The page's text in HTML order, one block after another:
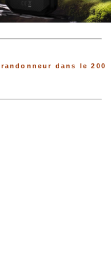
dans le 200